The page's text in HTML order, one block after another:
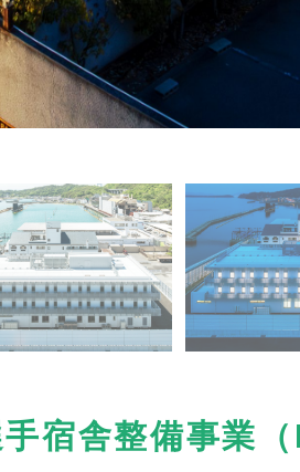
宿舎整備事業